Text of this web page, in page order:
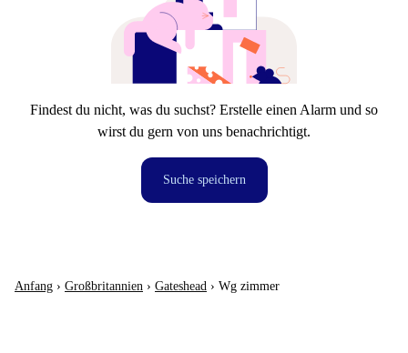
Findest du nicht, was du suchst? Erstelle einen Alarm und so
wirst du gern von uns benachrichtigt.
Suche speichern
Anfang › Großbritannien › Gateshead › Wg zimmer